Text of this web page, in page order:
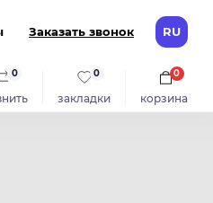
Заказать звонок RU
0
закладки
0
корзина
0